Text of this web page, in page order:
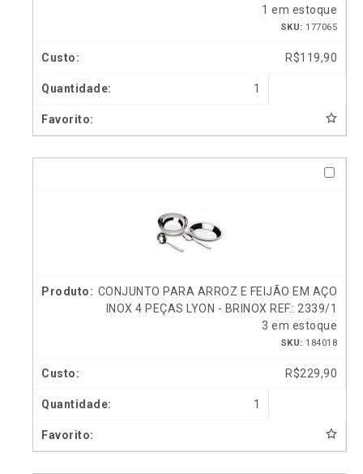
1 em estoque
SKU: 177065
R$119,90
1
CONJUNTO PARA ARROZ E FEIJÃO EM AÇO
INOX 4 PEÇAS LYON - BRINOX REF.: 2339/1
3 em estoque
SKU: 184018
R$229,90
1